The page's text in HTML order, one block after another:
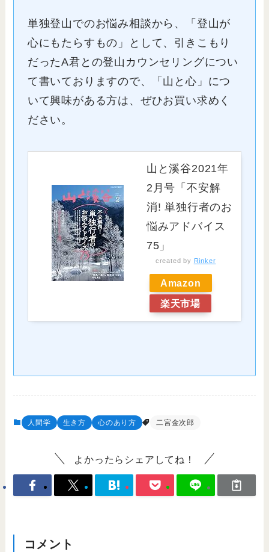
単独登山でのお悩み相談から、「登山が
心にもたらすもの」として、引きこもり
だったA君との登山カウンセリングについ
て書いておりますので、「山と心」につ
いて興味がある方は、ぜひお買い求めく
ださい。
山と溪谷2021年
2月号「不安解
消! 単独行者のお
悩みアドバイス
75」
created by Rinker
Amazon
楽天市場
人間学 生き方 心のあり方 二宮金次郎
よかったらシェアしてね！
コメント